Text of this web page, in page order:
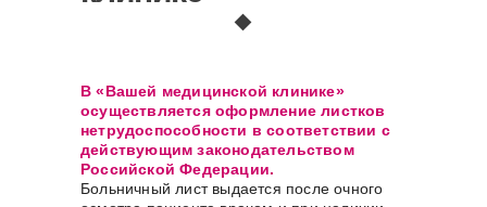
В «Вашей медицинской клинике»
осуществляется оформление листков
нетрудоспособности в соответствии с
действующим законодательством
Российской Федерации.
Больничный лист выдается после очного